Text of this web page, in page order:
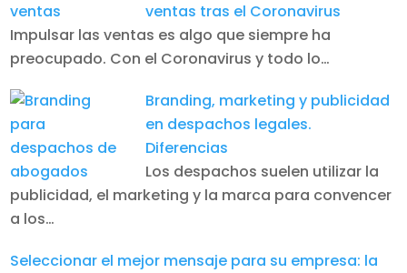
ventas tras el Coronavirus
Impulsar las ventas es algo que siempre ha
preocupado. Con el Coronavirus y todo lo…
Branding, marketing y publicidad
en despachos legales.
Diferencias
Los despachos suelen utilizar la
publicidad, el marketing y la marca para convencer
a los…
Seleccionar el mejor mensaje para su empresa: la